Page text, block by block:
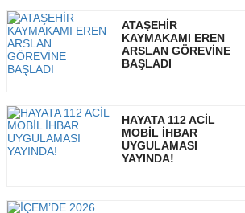
ATAŞEHİR
KAYMAKAMI EREN
ARSLAN GÖREVİNE
BAŞLADI
HAYATA 112 ACİL
MOBİL İHBAR
UYGULAMASI
YAYINDA!